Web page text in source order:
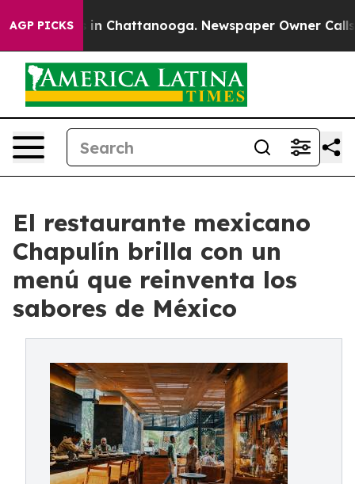
AGP PICKS
Chaos in Chattanooga. Newspaper Owner Calls
El restaurante mexicano
Chapulín brilla con un
menú que reinventa los
sabores de México